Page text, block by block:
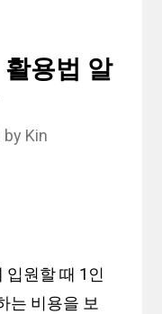
용법 알
by Kin
입원할 때 1인
는 비용을 보